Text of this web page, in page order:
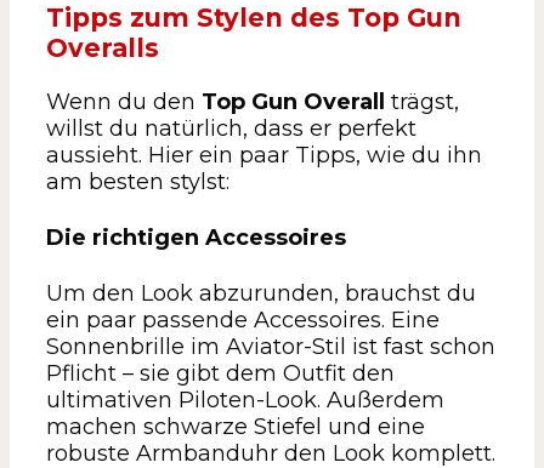
Tipps zum Stylen des Top Gun
Overalls
Wenn du den Top Gun Overall
trägst,
willst du natürlich, dass er perfekt
aussieht. Hier ein paar Tipps, wie du ihn
am besten stylst:
Die richtigen Accessoires
Um den Look abzurunden, brauchst du
ein paar passende Accessoires. Eine
Sonnenbrille im Aviator-Stil ist fast schon
Pflicht – sie gibt dem Outfit den
ultimativen Piloten-Look. Außerdem
machen schwarze Stiefel und eine
robuste Armbanduhr den Look komplett.